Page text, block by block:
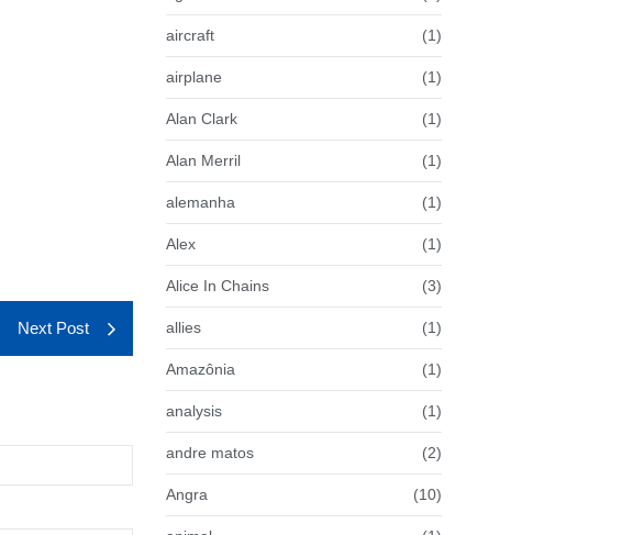
Next Post
aircraft (1)
airplane (1)
Alan Clark (1)
Alan Merril (1)
alemanha (1)
Alex (1)
Alice In Chains (3)
allies (1)
Amazônia (1)
analysis (1)
andre matos (2)
Angra (10)